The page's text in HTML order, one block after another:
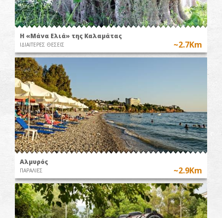
Η «Μάνα Ελιά» της Καλαμάτας
ΙΔΙΑΙΤΕΡΕΣ ΘΕΣΕΙΣ ~2.7Km
Αλμυρός
ΠΑΡΑΛΙΕΣ ~2.9Km